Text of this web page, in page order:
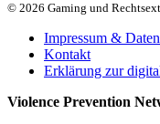
© 2026 Gaming und
Impressum &
Kontakt
Erklärung zur
Violence Prevention